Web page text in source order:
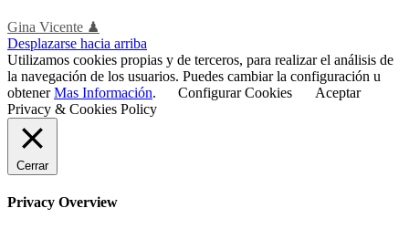
Gina Vicente ♟
Desplazarse hacia arriba
Utilizamos cookies propias y de terceros, para realizar el análisis de
la navegación de los usuarios. Puedes cambiar la configuración u
obtenerMas Información. Configurar Cookies
Aceptar
Privacy & Cookies Policy
Cerrar
Privacy Overview